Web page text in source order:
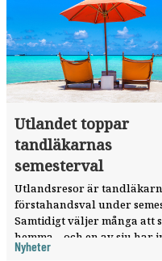
Utlandet toppar
tandläkarnas
semesterval
Utlandsresor är
förstahandsval under
Samtidigt väljer många att
hemma – och en av sju har
haft någon sommarledighet
Nyheter